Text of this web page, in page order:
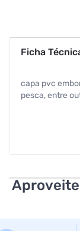
Ficha
capa pvc
pesca, entre